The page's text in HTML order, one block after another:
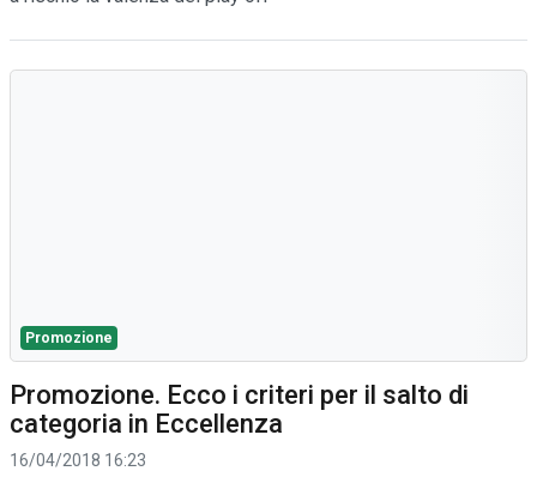
Promozione
Promozione. Ecco i criteri per il salto di
categoria in Eccellenza
16/04/2018 16:23